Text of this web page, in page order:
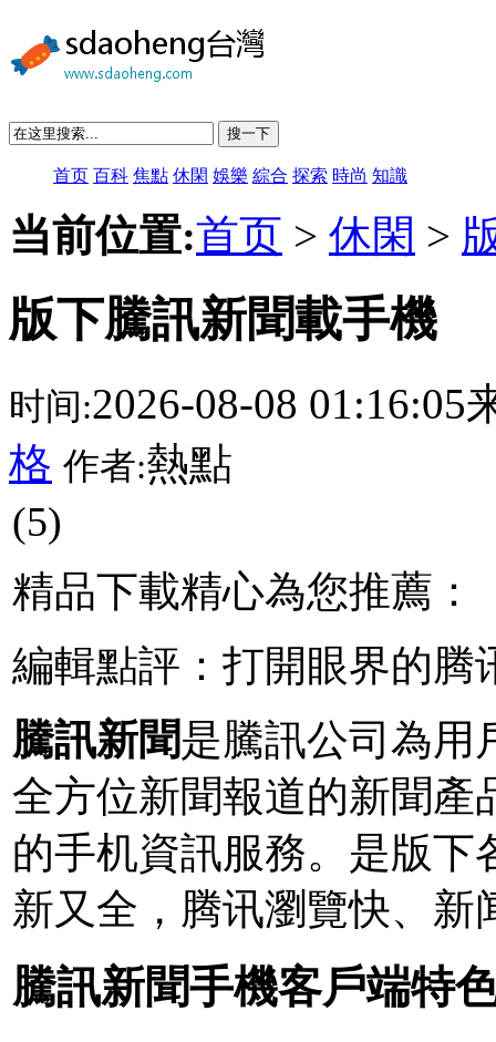
搜一下
首页 百科 焦點 休閑 娛樂 綜合 探索 時尚 知識
当前位置:首页 > 休閑 >
版下騰訊新聞載手機
时间:2026-08-08 01:16:05
格 作者:熱點
(5)
精品下載精心為您推薦：
編輯點評：打開眼界的腾
騰訊新聞是騰訊公司為用
全方位新聞報道的新聞產
的手机資訊服務。是版下
新又全，腾讯瀏覽快、
騰訊新聞手機客戶端特